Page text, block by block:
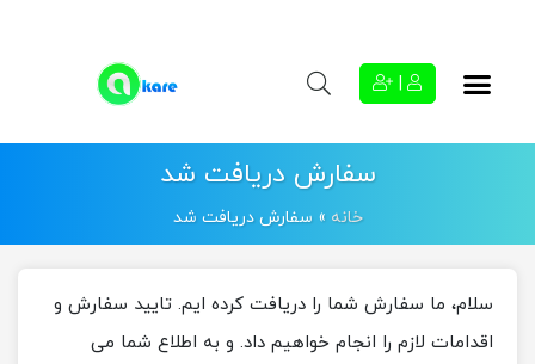
سفارش دریافت شد
خانه » سفارش دریافت شد
سلام، ما سفارش شما را دریافت کرده ایم. تایید سفارش و
اقدامات لازم را انجام خواهیم داد. و به اطلاع شما می